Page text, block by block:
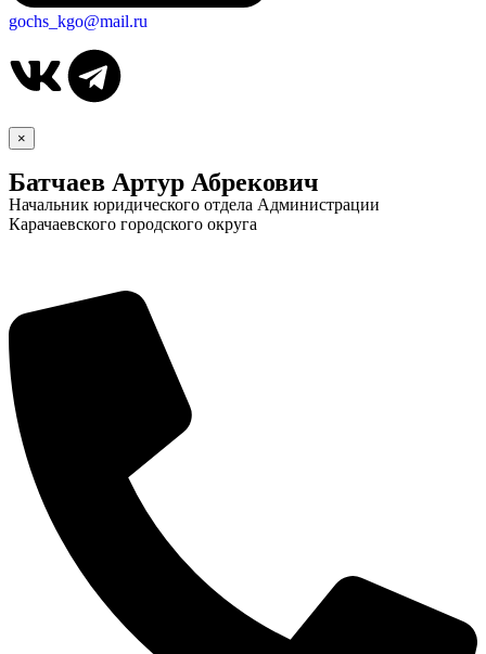
gochs_kgo@mail.ru
×
Батчаев Артур Абрекович
Начальник юридического отдела Администрации
Карачаевского городского округа